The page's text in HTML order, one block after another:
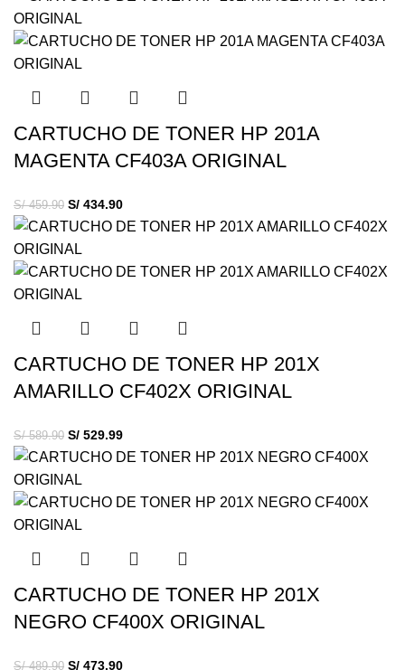
CARTUCHO DE TONER HP 201A
MAGENTA CF403A ORIGINAL
S/459.90 S/ 434.90
CARTUCHO DE TONER HP 201X
AMARILLO CF402X ORIGINAL
S/589.90 S/ 529.99
CARTUCHO DE TONER HP 201X
NEGRO CF400X ORIGINAL
S/489.90 S/ 473.90